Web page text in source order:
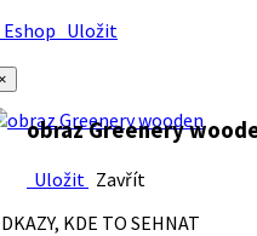
Uložit
obraz Greenery
Uložit Zavřít
KDE TO SEHNAT